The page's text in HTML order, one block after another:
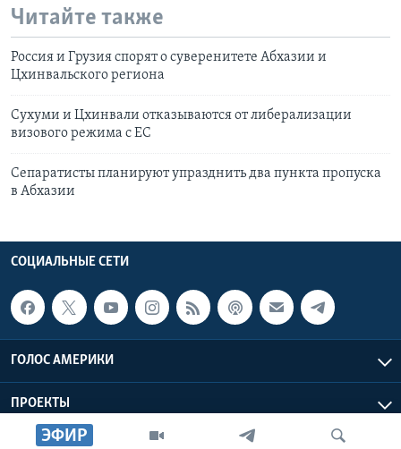
ЭФИР
Читайте также
Россия и Грузия спорят о суверенитете Абхазии и
Цхинвальского региона
Сухуми и Цхинвали отказываются от либерализации
визового режима с ЕС
Сепаратисты планируют упразднить два пункта пропуска
в Абхазии
СОЦИАЛЬНЫЕ СЕТИ
ГОЛОС АМЕРИКИ
ПРОЕКТЫ